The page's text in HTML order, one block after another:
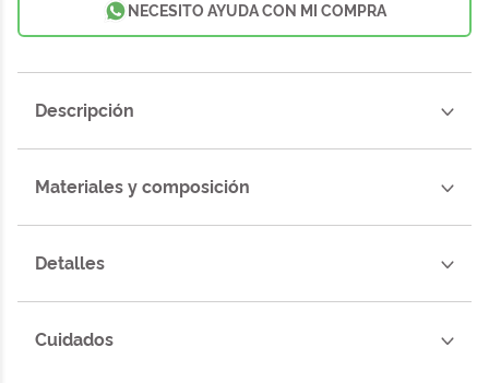
NECESITO AYUDA CON MI COMPRA
Descripción
Materiales y composición
Detalles
Cuidados